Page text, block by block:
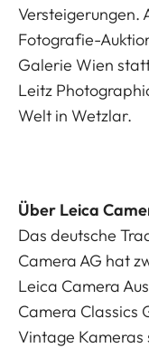
Versteigerungen.
Fotografie-
Galerie Wien
Leitz
Welt in Wetzlar.
Über Leica
Das deutsche
Camera AG hat
Leica Camera
Camera Classics
Vintage